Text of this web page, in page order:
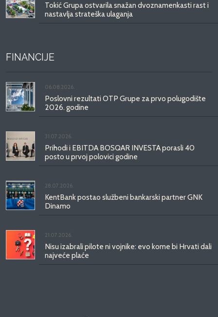
Tokić Grupa ostvarila snažan dvoznamenkasti rast i
nastavlja strateška ulaganja
FINANCIJE
06.08.2026.
Poslovni rezultati OTP Grupe za prvo polugodište
2026. godine
31.07.2026.
Prihodi i EBITDA BOSQAR INVESTA porasli 40
posto u prvoj polovici godine
28.07.2026.
KentBank postao službeni bankarski partner GNK
Dinamo
21.07.2026.
Nisu izabrali pilote ni vojnike: evo kome bi Hrvati dali
najveće plaće